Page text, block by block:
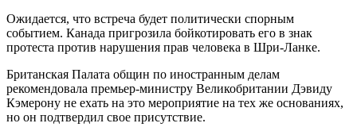
Ожидается, что встреча будет политически спорным
событием. Канада пригрозила бойкотировать его в знак
протеста против нарушения прав человека в Шри-Ланке.
Британская Палата общин по иностранным делам
рекомендовала премьер-министру Великобритании Дэвиду
Кэмерону не ехать на это мероприятие на тех же основаниях,
но он подтвердил свое присутствие.